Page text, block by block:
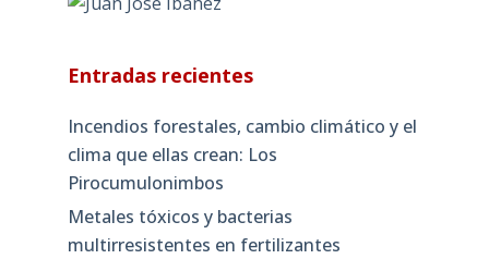
Entradas recientes
Incendios forestales, cambio climático y el
clima que ellas crean: Los
Pirocumulonimbos
Metales tóxicos y bacterias
multirresistentes en fertilizantes